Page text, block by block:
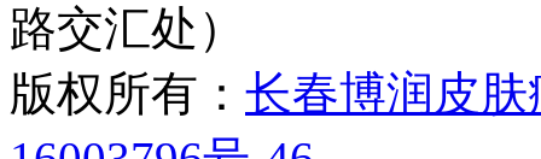
路交汇处）
版权所有： 长春博润皮肤